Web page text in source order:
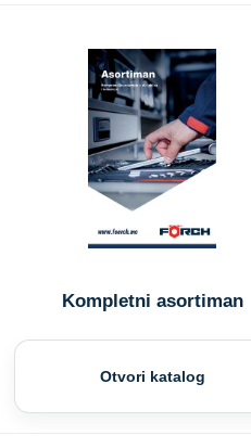
Kompletni asortiman
Otvori katalog